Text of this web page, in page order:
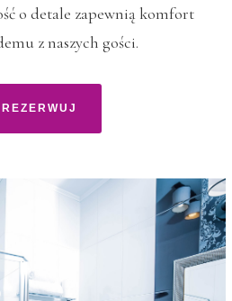
o detale zapewnią komfort
z naszych gości.